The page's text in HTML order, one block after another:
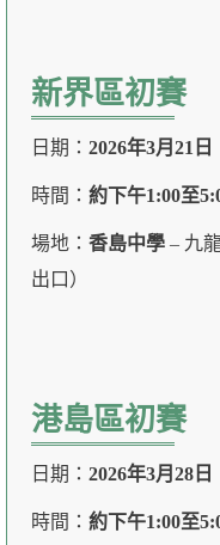
新界區初賽
日期： 2026年3月21日
時間： 約下午1:00至
場地： 香島中學 – 九
出口）
港島區初賽
日期： 2026年3月28日
時間： 約下午1:00至